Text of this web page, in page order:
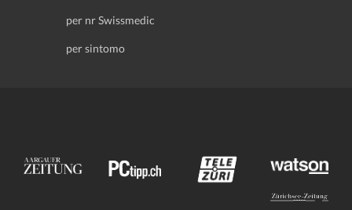
per nr Swissmedic
per sintomo